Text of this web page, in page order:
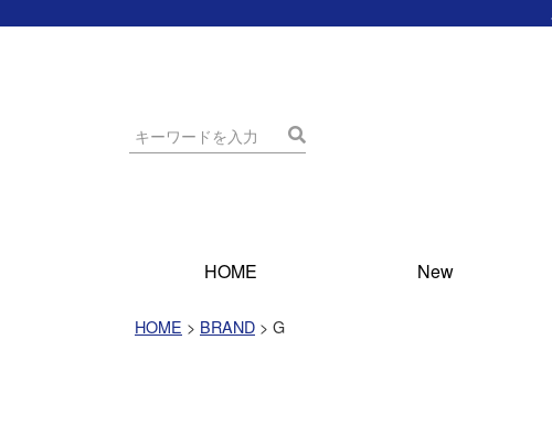
HOME New
HOME BRAND G